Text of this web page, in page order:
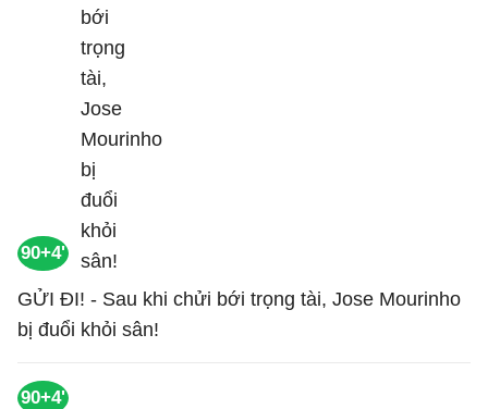
90+4'
GỬI ĐI! - Sau khi chửi bới trọng tài, Jose Mourinho
bị đuổi khỏi sân!
90+4'